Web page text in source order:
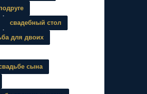
свадебный стол
для двоих
сына